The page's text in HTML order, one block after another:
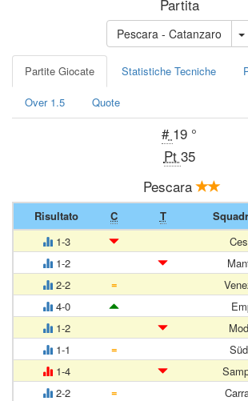
Partita
Pescara - Catanzaro
Partite Giocate Statistiche Tecniche
Over 1.5 Quote
# 19 °
Pt 35
Pescara
Risultato C T
1-3
1-2
2-2
=
4-0
1-2
1-1
=
1-4
2-2
=